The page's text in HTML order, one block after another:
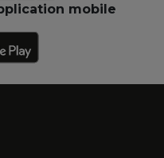
mobile